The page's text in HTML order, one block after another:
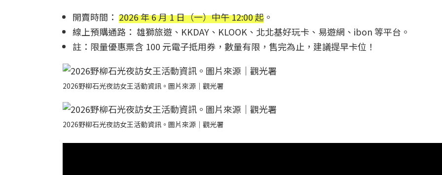
開賣時間： 2026 年 6 月 1 日（一）中午 12:00 起 。
線上預購通路： 雄獅旅遊、KKDAY、KLOOK、北北基好玩卡、易遊網、ibon 等平台。
註：限量優惠票含 100 元電子抵用券，數量有限，售完為止，建議提早卡位！
2026野柳石光夜訪女王活動資訊。圖片來源｜觀光署
2026野柳石光夜訪女王活動資訊。圖片來源｜觀光署